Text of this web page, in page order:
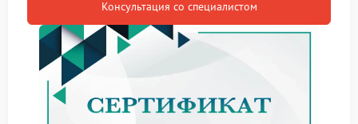
Отсутствие реакции на команды
В таких случаях требуется ремонт Powercom,
поскольку неисправность может затрагивать
ключевые компоненты.
Что можно сделать
Консультация со специалистом